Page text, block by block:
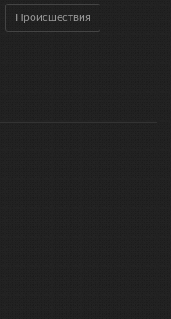
Происшествия